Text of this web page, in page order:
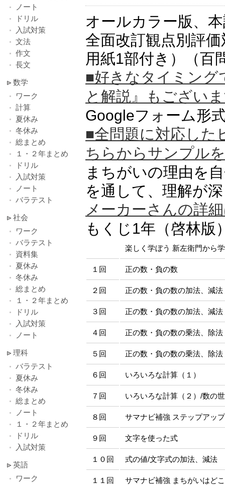
オールカラー版、
全面改訂観点別評
用紙1部付き）（百
■好きなタイミング
と解説』もござい
Googleフォーム形
■全問題に対応した
ちらからサンプル
まちがいの理由を
を通して、理解が
メーカーさんの詳
もくじ1年（啓林版
楽しく学ぼう 新左衛門から
１回 正の数・負の数
２回 正の数・負の数の加法、減法
３回 正の数・負の数の加法、減法
４回 正の数・負の数の乗法、除法
５回 正の数・負の数の乗法、除法
６回 いろいろな計算（１）
７回 いろいろな計算（２）/数の
８回 サマナビ補強 ステップアッ
９回 文字を使った式
１０回 式の値/文字式の加法、減法
１１回 サマナビ補強 まちがいはど
ノート
ドリル
入試対策
文法
作文
長文
数学
ワーク
計算
夏休み
冬休み
総まとめ
１・２年まとめ
ドリル
入試対策
ノート
バラテスト
社会
ワーク
バラテスト
資料集
夏休み
冬休み
総まとめ
１・２年まとめ
ドリル
入試対策
ノート
理科
バラテスト
夏休み
冬休み
総まとめ
ノート
１・２年まとめ
ドリル
入試対策
英語
ワーク